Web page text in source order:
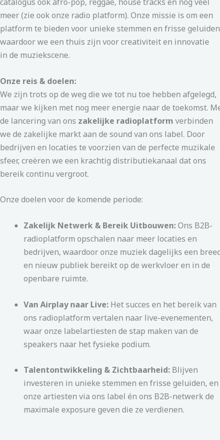
meer (zie ook onze radio platform). Onze missie is om een ​​
platform te bieden voor unieke stemmen en frisse
waardoor we een thuis zijn voor creativiteit en innovatie
in de muziekscene.
Onze reis & doelen:
We zijn trots op de weg die we tot nu toe hebben afgelegd,
maar we kijken met nog meer energie naar de toekomst.
de lancering van ons zakelijke radioplatform verbinden
we de zakelijke markt aan de sound van ons label. Door
bedrijven en locaties te voorzien van de perfecte muzikale
sfeer, creëren we een krachtig distributiekanaal dat ons
bereik continu vergroot.
Onze doelen voor de komende periode:
Zakelijk Netwerk & Bereik Uitbouwen:Ons B2B-
radioplatform opschalen naar meer locaties en
bedrijven, waardoor onze muziek dagelijks een
en nieuw publiek bereikt op de werkvloer en in de
openbare ruimte.
Van Airplay naar Live: Het succes en het bereik van
ons radioplatform vertalen naar live-evenementen,
waar onze labelartiesten de stap maken van de
speakers naar het fysieke podium.
Talentontwikkeling & Zichtbaarheid: Blijven
investeren in unieke stemmen en frisse geluiden, en
onze artiesten via ons label én ons B2B-netwerk de
maximale exposure geven die ze verdienen.